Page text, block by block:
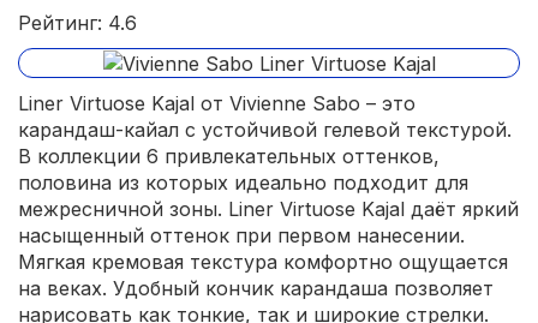
Рейтинг: 4.6
Liner Virtuose Kajal от Vivienne Sabo – это
карандаш-кайал с устойчивой гелевой текстурой.
В коллекции 6 привлекательных оттенков,
половина из которых идеально подходит для
межресничной зоны. Liner Virtuose Kajal даёт яркий
насыщенный оттенок при первом нанесении.
Мягкая кремовая текстура комфортно ощущается
на веках. Удобный кончик карандаша позволяет
нарисовать как тонкие, так и широкие стрелки.